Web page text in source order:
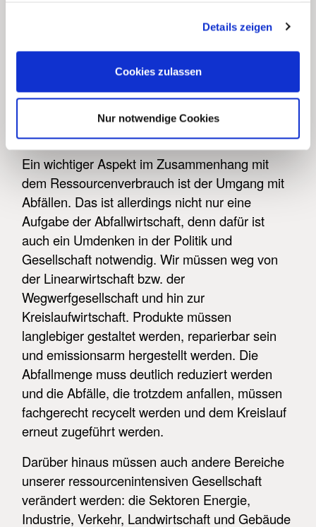
Details zeigen
Cookies zulassen
Nur notwendige Cookies
Könnte Recycling und Kreislaufwirtschaft
dazu beitragen, den Earth Overshoot Day zu
verzögern? Und hat die Abfallwirtschaft
einen direkten Einfluss auf den
Ressourcenverbrauch und die Umwelt?
Ein wichtiger Aspekt im Zusammenhang mit
dem Ressourcenverbrauch ist der Umgang mit
Abfällen. Das ist allerdings nicht nur eine
Aufgabe der Abfallwirtschaft, denn dafür ist
auch ein Umdenken in der Politik und
Gesellschaft notwendig. Wir müssen weg von
der Linearwirtschaft bzw. der
Wegwerfgesellschaft und hin zur
Kreislaufwirtschaft. Produkte müssen
langlebiger gestaltet werden, reparierbar sein
und emissionsarm hergestellt werden. Die
Abfallmenge muss deutlich reduziert werden
und die Abfälle, die trotzdem anfallen, müssen
fachgerecht recycelt werden und dem Kreislauf
erneut zugeführt werden.
Darüber hinaus müssen auch andere Bereiche
unserer ressourcenintensiven Gesellschaft
verändert werden: die Sektoren Energie,
Industrie, Verkehr, Landwirtschaft und Gebäude